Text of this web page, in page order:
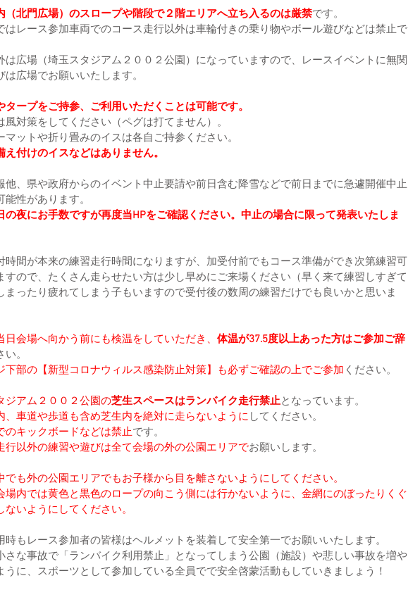
北門広場）のスロープや階段で２階エリアへ立ち入るのは厳禁です。
はレース参加車両でのコース走行以外は車輪付きの乗り物やボール遊びなどは禁止で
は広場（埼玉スタジアム２００２公園）になっていますので、レースイベントに無関
は広場でお願いいたします。
タープをご持参、ご利用いただくことは可能です。
風対策をしてください（ペグは打てません）。
マットや折り畳みのイスは各自ご持参ください。
え付けのイスなどはありません。
他、県や政府からのイベント中止要請や前日含む降雪などで前日までに急遽開催中止
能性があります。
の夜にお手数ですが再度当HPをご確認ください。中止の場合に限って発表いたしま
時間が本来の練習走行時間になりますが、加受付前でもコース準備ができ次第練習可
すので、たくさん走らせたい方は少し早めにご来場ください（早く来て練習しすぎて
まったり疲れてしまう子もいますので受付後の数周の練習だけでも良いかと思いま
日会場へ向かう前にも検温をしていただき、 体温が37.5度以上あった方はご参加ご辞
い。
下部の【新型コロナウィルス感染防止対策】も必ずご確認の上でご参加 ください。
ジアム２００２公園の芝生スペースはランバイク走行禁止となっています。
、車道や歩道も含め芝生内を絶対に走らないように してください。
のキックボードなどは禁止です。
行以外の練習や遊びは全て会場の外の公園エリアでお願いします。
でも外の公園エリアでもお子様から目を離さないようにしてください。
場内では黄色と黒色のロープの向こう側には行かないように、金網にのぼったりくぐ
ないようにしてください。
時もレース参加者の皆様はヘルメットを装着して安全第一でお願いいたします。
さな事故で「ランバイク利用禁止」となってしまう公園（施設）や悲しい事故を増や
うに、スポーツとして参加している全員でで安全啓蒙活動もしていきましょう！